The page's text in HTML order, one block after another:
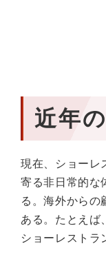
近年
現在、ショーレ
寄る非日常的な
る。海外からの
ある。たとえば
ショーレストラ